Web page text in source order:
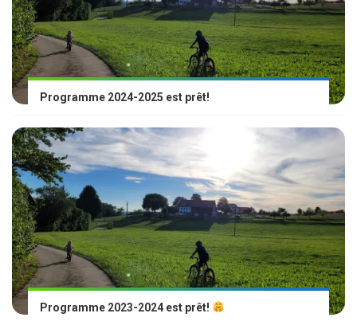
Programme 2024-2025 est prêt!
Programme 2023-2024 est prêt!